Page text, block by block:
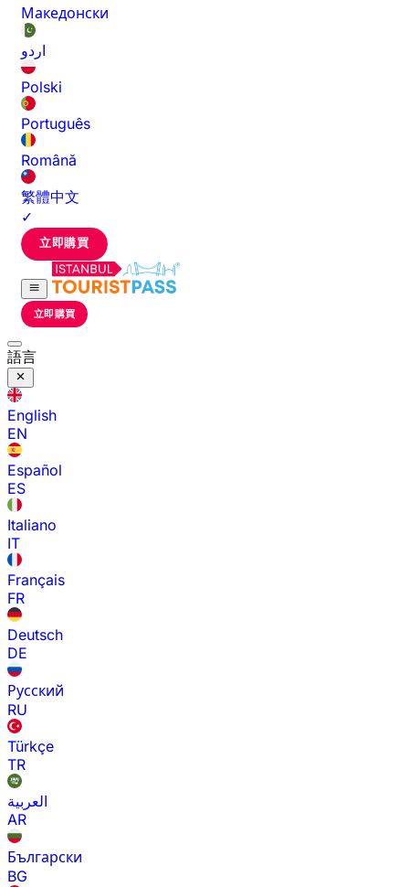
Македонски
اردو
Polski
Português
Română
繁體中文
✓
立即購買
立即購買
語言
English
EN
Español
ES
Italiano
IT
Français
FR
Deutsch
DE
Русский
RU
Türkçe
TR
العربية
AR
Български
BG